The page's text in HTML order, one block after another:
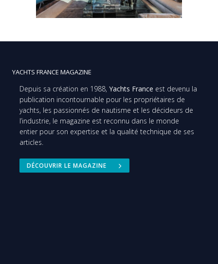
YACHTS FRANCE MAGAZINE
Depuis sa création en 1988, Yachts France est devenu la
publication incontournable pour les propriétaires de
yachts, les passionnés de nautisme et les décideurs de
l’industrie, le magazine est reconnu dans le monde
entier pour son expertise et la qualité technique de ses
articles.
DÉCOUVRIR LE MAGAZINE